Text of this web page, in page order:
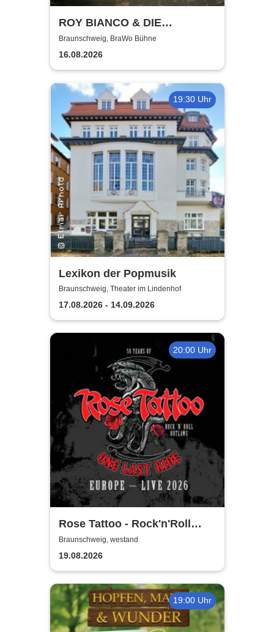
ROY BIANCO & DIE
ABBRUNZATI BOYS - LIVE
2026
Braunschweig, BraWo Bühne
16.08.2026
19:30 Uhr
Lexikon der Popmusik
Braunschweig, Theater im Lindenhof
17.08.2026 - 14.09.2026
20:00 Uhr
Rose Tattoo - Rock'n'Roll
Outlaws – One Last Ride
Braunschweig, westand
19.08.2026
19:00 Uhr